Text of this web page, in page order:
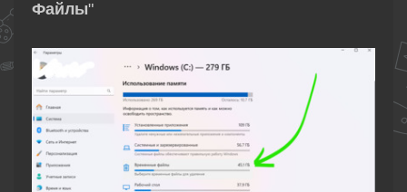
Файлы"